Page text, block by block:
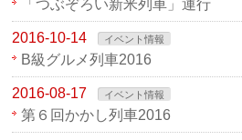
「つぶぞろい新米列車」運行
2016-10-14 イベント情報
B級グルメ列車2016
2016-08-17 イベント情報
第６回かかし列車2016